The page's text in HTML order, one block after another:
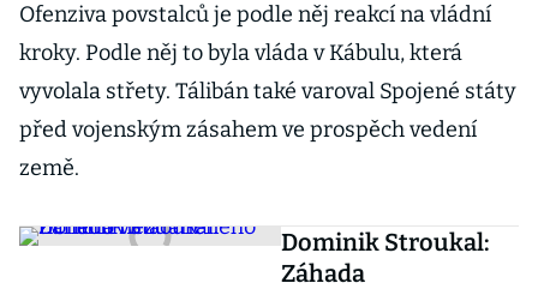
Ofenziva povstalců je podle něj reakcí na vládní
kroky. Podle něj to byla vláda v Kábulu, která
vyvolala střety. Tálibán také varoval Spojené státy
před vojenským zásahem ve prospěch vedení
země.
Dominik Stroukal:
Záhada